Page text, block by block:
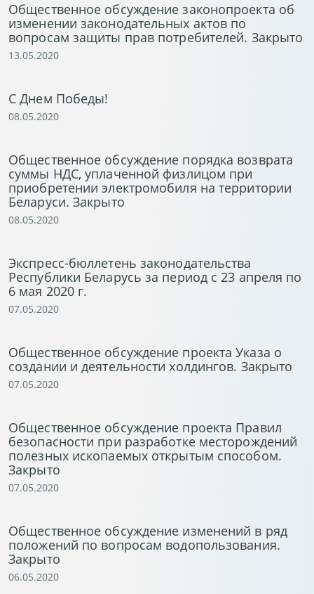
Общественное обсуждение законопроекта об
изменении законодательных актов по
вопросам защиты прав потребителей. Закрыто
13.05.2020
С Днем Победы!
08.05.2020
Общественное обсуждение порядка возврата
суммы НДС, уплаченной физлицом при
приобретении электромобиля на территории
Беларуси. Закрыто
08.05.2020
Экспресс-бюллетень законодательства
Республики Беларусь за период с 23 апреля по
6 мая 2020 г.
07.05.2020
Общественное обсуждение проекта Указа о
создании и деятельности холдингов. Закрыто
07.05.2020
Общественное обсуждение проекта Правил
безопасности при разработке месторождений
полезных ископаемых открытым способом.
Закрыто
07.05.2020
Общественное обсуждение изменений в ряд
положений по вопросам водопользования.
Закрыто
06.05.2020